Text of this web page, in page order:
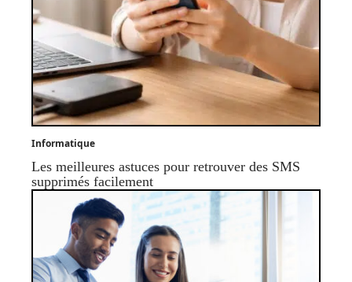
Informatique
Les meilleures astuces pour retrouver des SMS
supprimés facilement